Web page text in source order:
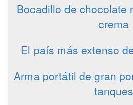
Bocadillo de chocolate
crema
El país más extenso
Arma portátil de gran
tanques